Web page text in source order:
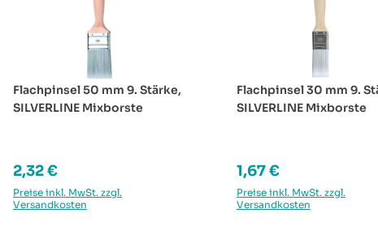
Flachpinsel 50 mm 9. Stärke,
SILVERLINE Mixborste
Regulärer Preis:
2,32 €
Preise inkl. MwSt. zzgl.
Versandkosten
Flachpinsel 30 mm 9.
SILVERLINE Mixborste
Regulärer Preis:
1,67 €
Preise inkl. MwSt. zzgl.
Versandkosten